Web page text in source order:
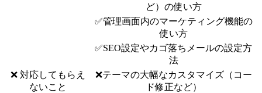
ど）の使い方
✅管理画面内のマーケティング機能の
使い方
✅SEO設定やカゴ落ちメールの設定方
法
❌ 対応してもらえ
ないこと
❌テーマの大幅なカスタマイズ（コー
ド修正など）